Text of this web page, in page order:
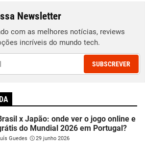
Newsletter
com as melhores notícias, reviews
incríveis do mundo tech.
SUBSCREVER
x Japão: onde ver o jogo online e
do Mundial 2026 em Portugal?
Guedes 29 junho 2026